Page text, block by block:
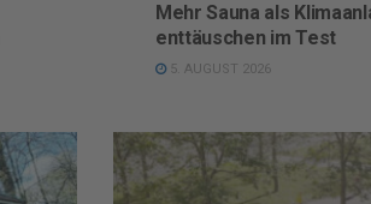
Mehr Sauna als
enttäuschen im Test
5. AUGUST 2026